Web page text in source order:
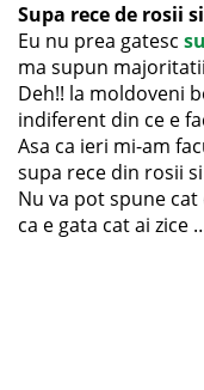
Supa rece de rosii
Eu nu prea gatesc
ma supun
Deh!! la moldoveni
indiferent din ce e
Asa ca ieri mi-am
supa rece din rosii
Nu va pot spune
ca e gata cat ai zice